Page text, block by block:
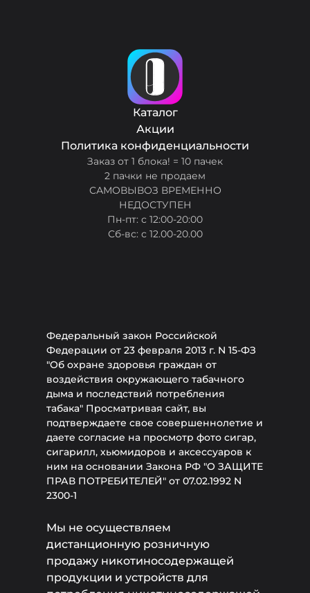
Каталог
Акции
Политика конфиденциальности
Заказ от 1 блока! = 10 пачек
2 пачки не продаем
САМОВЫВОЗ ВРЕМЕННО
НЕДОСТУПЕН
Пн-пт: с 12:00-20:00
Сб-вс: с 12.00-20.00
Федеральный закон Российской
Федерации от 23 февраля 2013 г. N 15-ФЗ
"Об охране здоровья граждан от
воздействия окружающего табачного
дыма и последствий потребления
табака" Просматривая сайт, вы
подтверждаете свое совершеннолетие и
даете согласие на просмотр фото сигар,
сигарилл, хьюмидоров и аксессуаров к
ним на основании Закона РФ "О ЗАЩИТЕ
ПРАВ ПОТРЕБИТЕЛЕЙ" от 07.02.1992 N
2300-1
Мы не осуществляем
дистанционную розничную
продажу никотиносодержащей
продукции и устройств для